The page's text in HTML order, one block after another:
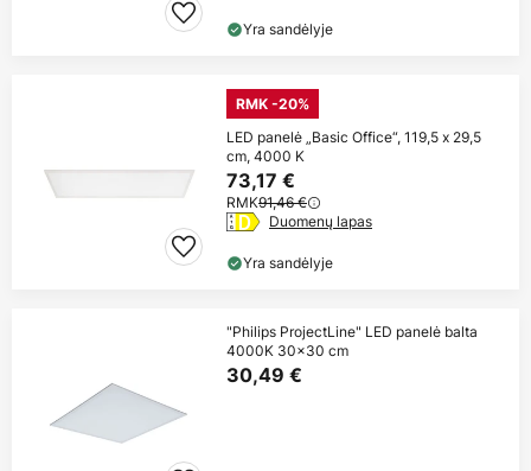
Yra sandėlyje
RMK -20%
LED panelė „Basic Office“, 119,5 x 29,5
cm, 4000 K
73,17 €
RMK91,46 €
Duomenų lapas
Yra sandėlyje
"Philips ProjectLine" LED panelė balta
4000K 30x30 cm
30,49 €